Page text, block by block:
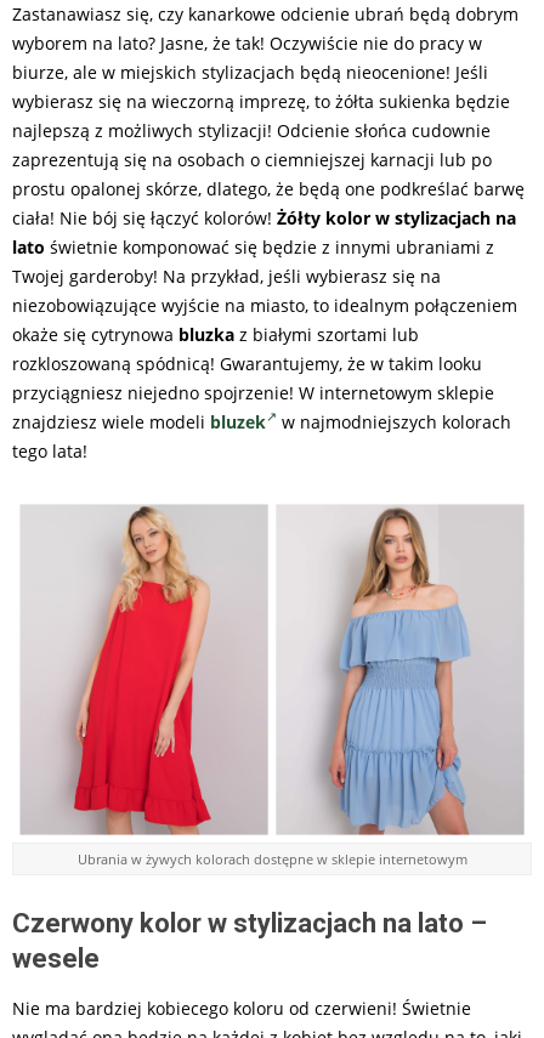
Zastanawiasz się, czy kanarkowe odcienie ubrań będą dobrym
wyborem na lato? Jasne, że tak! Oczywiście nie do pracy w
biurze, ale w miejskich stylizacjach będą nieocenione! Jeśli
wybierasz się na wieczorną imprezę, to żółta sukienka będzie
najlepszą z możliwych stylizacji! Odcienie słońca cudownie
zaprezentują się na osobach o ciemniejszej karnacji lub po
prostu opalonej skórze, dlatego, że będą one podkreślać barwę
ciała! Nie bój się łączyć kolorów! Żółty kolor w stylizacjach na
lato świetnie komponować się będzie z innymi ubraniami z
Twojej garderoby! Na przykład, jeśli wybierasz się na
niezobowiązujące wyjście na miasto, to idealnym połączeniem
okaże się cytrynowa bluzka z białymi szortami lub
rozkloszowaną spódnicą! Gwarantujemy, że w takim looku
przyciągniesz niejedno spojrzenie! W internetowym sklepie
znajdziesz wiele modeli bluzek
w najmodniejszych kolorach
tego lata!
Ubrania w żywych kolorach dostępne w sklepie internetowym
Czerwony kolor w stylizacjach na lato –
wesele
Nie ma bardziej kobiecego koloru od czerwieni! Świetnie